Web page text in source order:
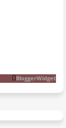
BloggerWidget